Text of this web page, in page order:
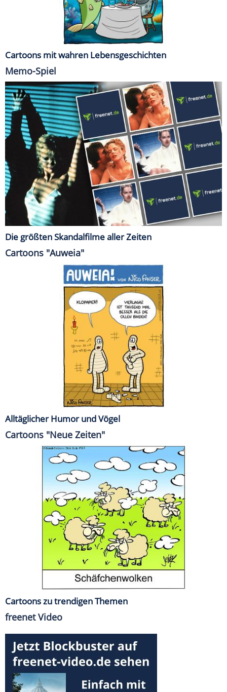
Cartoons mit wahren Lebensgeschichten
Memo-Spiel
Die größten Skandalfilme aller Zeiten
Cartoons "Auweia"
Alltäglicher Humor und Vögel
Cartoons "Neue Zeiten"
Cartoons zu trendigen Themen
freenet Video